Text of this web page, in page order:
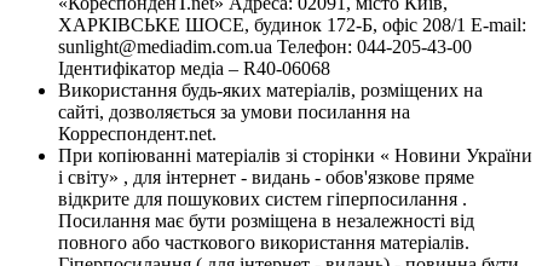
ХАРКІВСЬКЕ ШОСЕ, будинок 172-Б, офіс 208/1 E-mail:
sunlight@mediadim.com.ua Телефон: 044-205-43-00
Ідентифікатор медіа – R40-06068
Використання будь-яких матеріалів, розміщених на
сайті, дозволяється за умови посилання на
Корреспондент.net.
При копіюванні матеріалів зі сторінки « Новини України
і світу» , для інтернет - видань - обов'язкове пряме
відкрите для пошукових систем гіперпосилання .
Посилання має бути розміщена в незалежності від
повного або часткового використання матеріалів.